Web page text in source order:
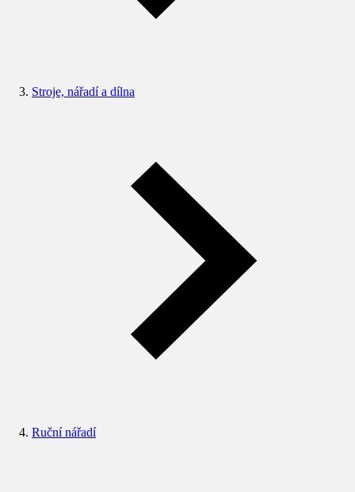
Stroje, nářadí a dílna
Ruční nářadí